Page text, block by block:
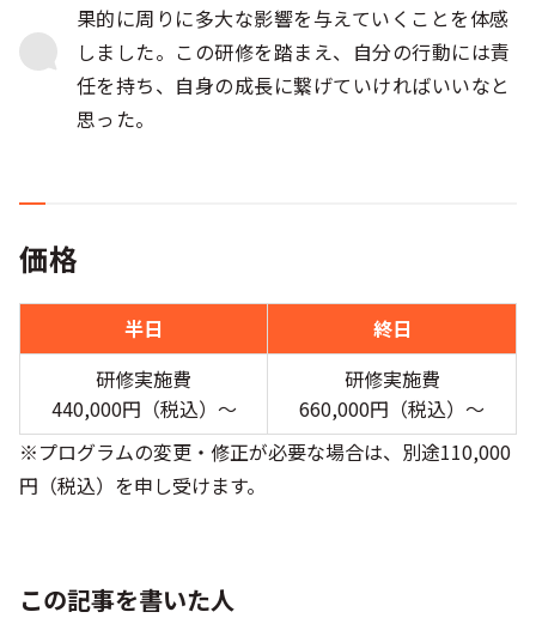
果的に周りに多大な影響を与えていくことを体感
しました。この研修を踏まえ、自分の行動には責
任を持ち、自身の成長に繋げていければいいなと
思った。
価格
半日
終日
研修実施費
440,000円（税込）〜
研修実施費
660,000円（税込）〜
※プログラムの変更・修正が必要な場合は、別途110,000
円（税込）を申し受けます。
この記事を書いた人